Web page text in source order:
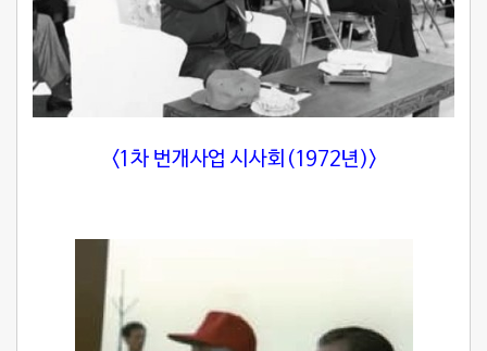
<1차 번개사업 시사회(1972년)>